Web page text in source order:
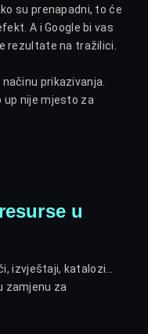
su prenapadni, to će
A i Google bi vas
rezultate na tražilici.
prikazivanja.
up nije mjesto za
u
izvještaji, katalozi…
zamjenu za